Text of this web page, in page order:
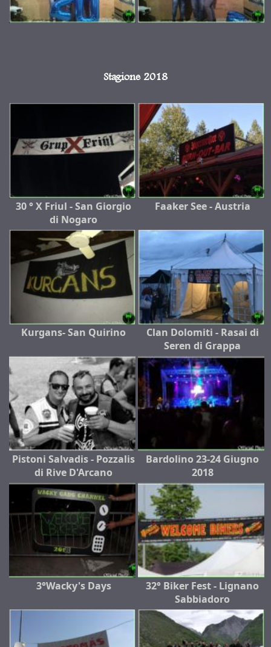
Stagione 2018
30 ° X Friul - San Giorgio
di Nogaro
Faaker See - Austria
Kurgans- San Quirino
Clan Dolomiti - Rasai di
Seren di Grappa
Pistoni Salvadis - Pozzalis
di Rive D'Arcano
Bardolino 23-24 Giugno
2018
3°Wacky's Days
32° Biker Fest - Lignano
Sabbiadoro